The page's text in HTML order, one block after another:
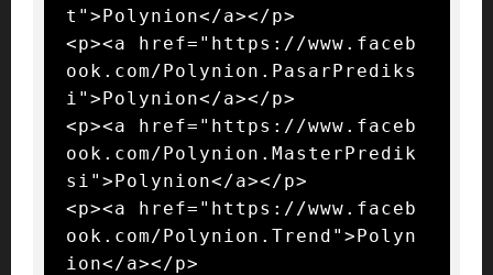
t">Polynion</a></p>
<p><a href="https://www.faceb
ook.com/Polynion.PasarPrediks
i">Polynion</a></p>
<p><a href="https://www.faceb
ook.com/Polynion.MasterPredik
si">Polynion</a></p>
<p><a href="https://www.faceb
ook.com/Polynion.Trend">Polyn
ion</a></p>